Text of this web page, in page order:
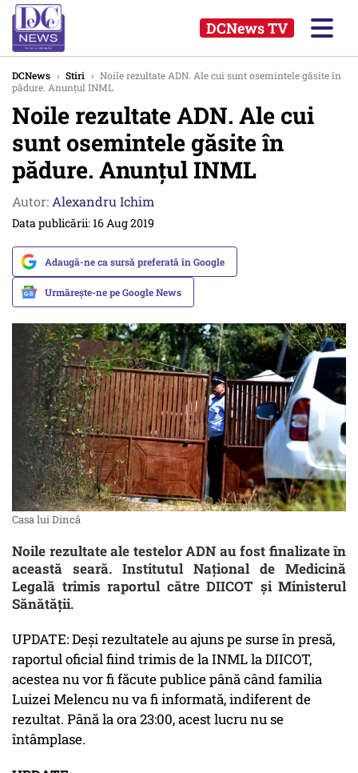
DCNews TV
DCNews › Stiri › Noile rezultate ADN. Ale cui sunt osemintele găsite în
pădure. Anunțul INML
Noile rezultate ADN. Ale cui
sunt osemintele găsite în
pădure. Anunțul INML
Autor: Alexandru Ichim
Data publicării: 16 Aug 2019
Adaugă-ne ca sursă preferată în Google
Urmărește-ne pe Google News
Casa lui Dincă
Noile rezultate ale testelor ADN au fost finalizate în
această seară. Institutul Național de Medicină
Legală trimis raportul către DIICOT și Ministerul
Sănătății.
UPDATE: Deși rezultatele au ajuns pe surse în presă,
raportul oficial fiind trimis de la INML la DIICOT,
acestea nu vor fi făcute publice până când familia
Luizei Melencu nu va fi informată, indiferent de
rezultat. Până la ora 23:00, acest lucru nu se
întâmplase.